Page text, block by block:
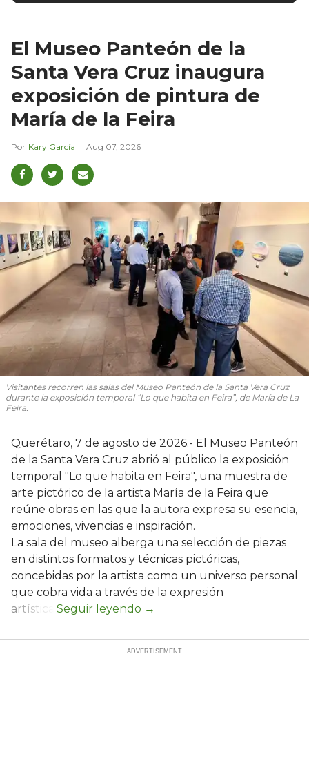
El Museo Panteón de la
Santa Vera Cruz inaugura
exposición de pintura de
María de la Feira
Kary García Aug 07, 2026
Visitantes recorren las salas del Museo Panteón de la Santa Vera Cruz
durante la exposición temporal “Lo que habita en Feira”, de María de La
Feira.
Querétaro, 7 de agosto de 2026.- El Museo Panteón
de la Santa Vera Cruz abrió al público la exposición
temporal "Lo que habita en Feira", una muestra de
arte pictórico de la artista María de la Feira que
reúne obras en las que la autora expresa su esencia,
emociones, vivencias e inspiración.
La sala del museo alberga una selección de piezas
en distintos formatos y técnicas pictóricas,
concebidas por la artista como un universo personal
que cobra vida a través de la expresión
artística.